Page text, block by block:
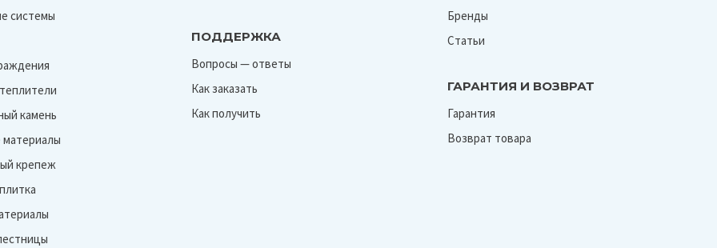
системы
камень
крепеж
ПОДДЕРЖКА
Вопросы — ответы
Как заказать
Как получить
Бренды
Статьи
ГАРАНТИЯ И ВОЗВРАТ
Гарантия
Возврат товара